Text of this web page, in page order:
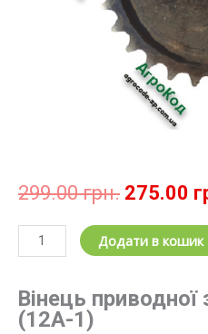
299.00грн.
299.00
275.00
Зірочка
ланцюгова
=
28;
Додати в кошик
Вінець приводної
(12А-1)